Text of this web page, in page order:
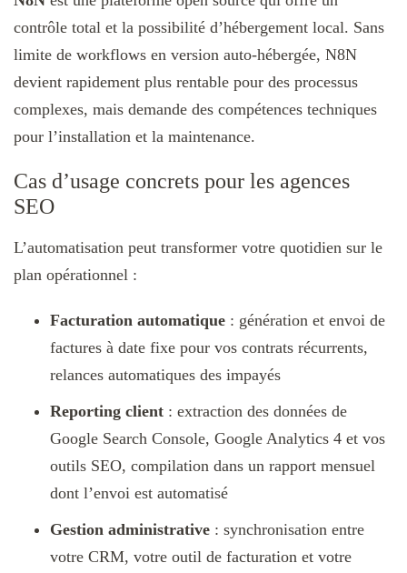
contrôle total et la possibilité d’hébergement local. Sans
limite de workflows en version auto-hébergée, N8N
devient rapidement plus rentable pour des processus
complexes, mais demande des compétences techniques
pour l’installation et la maintenance.​
Cas d’usage concrets pour les agences
SEO
L’automatisation peut transformer votre quotidien sur le
plan opérationnel :​
Facturation automatique : génération et envoi de
factures à date fixe pour vos contrats récurrents,
relances automatiques des impayés
Reporting client : extraction des données de
Google Search Console, Google Analytics 4 et vos
outils SEO, compilation dans un rapport mensuel
dont l’envoi est automatisé
Gestion administrative : synchronisation entre
votre CRM, votre outil de facturation et votre